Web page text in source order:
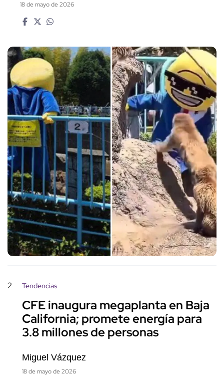
18 de mayo de 2026
2 Tendencias
CFE inaugura megaplanta en Baja
California; promete energía para
3.8 millones de personas
Miguel Vázquez
18 de mayo de 2026